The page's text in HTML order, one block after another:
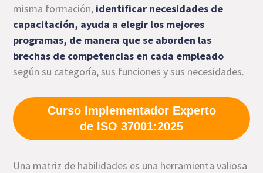
misma formación, identificar necesidades de
capacitación, ayuda a elegir los mejores
programas, de manera que se aborden las
brechas de competencias en cada empleado
según su categoría, sus funciones y sus necesidades.
Curso Implementador Experto
de ISO 37001:2025
Una matriz de habilidades es una herramienta valiosa